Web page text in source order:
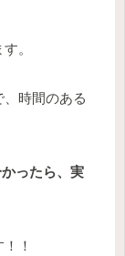
。
時間のある
ったら、実
！